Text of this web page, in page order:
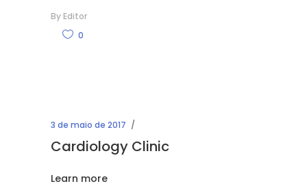
By Editor
0
3 de maio de 2017
Cardiology Clinic
Learn more